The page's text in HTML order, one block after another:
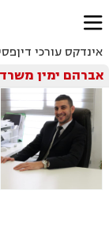

אינדקס עורכי דין
אברהם ימין